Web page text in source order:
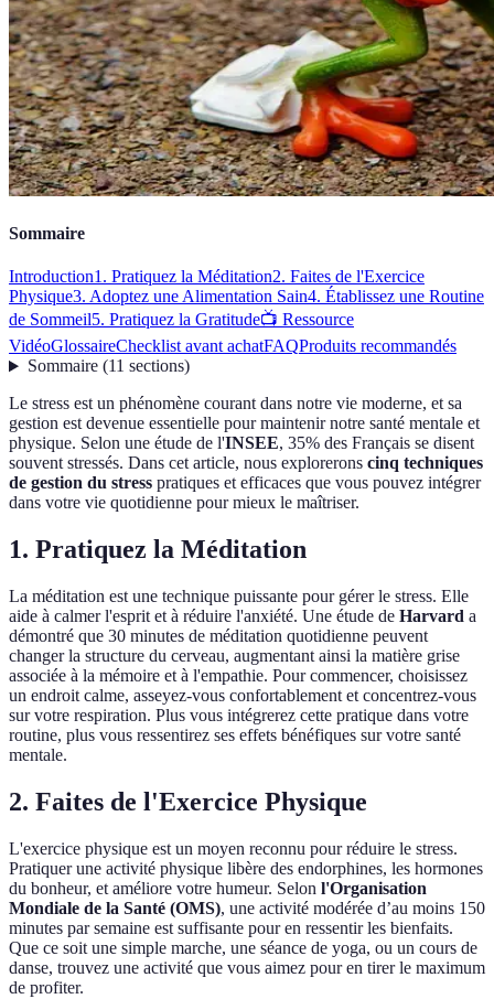
Sommaire
Introduction1. Pratiquez la Méditation2. Faites de l'Exercice
Physique3. Adoptez une Alimentation Sain4. Établissez une Routine
de Sommeil5. Pratiquez la Gratitude📺 Ressource
VidéoGlossaireChecklist avant achatFAQProduits recommandés
Sommaire(11 sections)
Le stress est un phénomène courant dans notre vie moderne, et sa
gestion est devenue essentielle pour maintenir notre santé mentale et
physique. Selon une étude de l'INSEE, 35% des Français se disent
souvent stressés. Dans cet article, nous explorerons cinq techniques
de gestion du stress pratiques et efficaces que vous pouvez intégrer
dans votre vie quotidienne pour mieux le maîtriser.
1. Pratiquez la Méditation
La méditation est une technique puissante pour gérer le stress. Elle
aide à calmer l'esprit et à réduire l'anxiété. Une étude de Harvard a
démontré que 30 minutes de méditation quotidienne peuvent
changer la structure du cerveau, augmentant ainsi la matière grise
associée à la mémoire et à l'empathie. Pour commencer, choisissez
un endroit calme, asseyez-vous confortablement et concentrez-vous
sur votre respiration. Plus vous intégrerez cette pratique dans votre
routine, plus vous ressentirez ses effets bénéfiques sur votre santé
mentale.
2. Faites de l'Exercice Physique
L'exercice physique est un moyen reconnu pour réduire le stress.
Pratiquer une activité physique libère des endorphines, les hormones
du bonheur, et améliore votre humeur. Selon l'Organisation
Mondiale de la Santé (OMS), une activité modérée d’au moins 150
minutes par semaine est suffisante pour en ressentir les bienfaits.
Que ce soit une simple marche, une séance de yoga, ou un cours de
danse, trouvez une activité que vous aimez pour en tirer le maximum
de profiter.